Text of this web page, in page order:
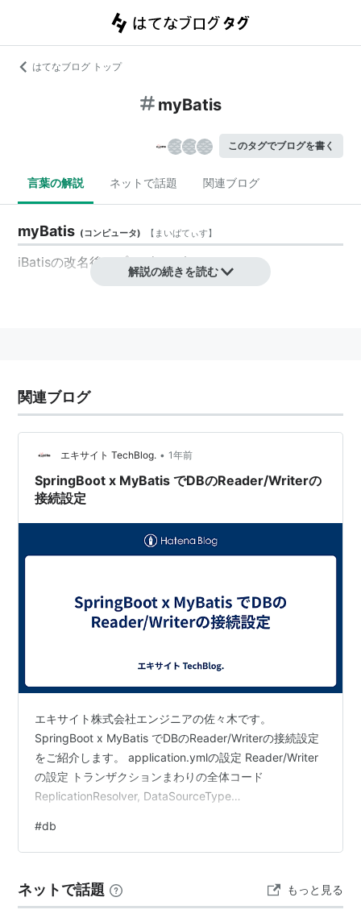
はてなブログ トップ
myBatis
このタグでブログを書く
言葉の解説 ネットで話題 関連ブログ
myBatis (コンピュータ) 【 まいばてぃす】
iBatisの改名後のプロダクト名。
解説の続きを読む
関連ブログ
エキサイト TechBlog. • 1年前
SpringBoot x MyBatis でDBのReader/Writerの
接続設定
エキサイト株式会社エンジニアの佐々木です。
SpringBoot x MyBatis でDBのReader/Writerの接続設定
をご紹介します。 application.ymlの設定 Reader/Writer
の設定 トランザクションまわりの全体コード
ReplicationResolver, DataSourceType
PlatformTransactionManager SqlSessionFactory
SqlSessionTemplate まとめ application.ymlの設定
#db
ネットで話題 もっと見る